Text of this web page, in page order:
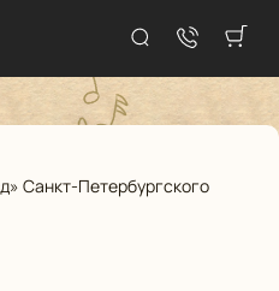
Санкт-Петербургского